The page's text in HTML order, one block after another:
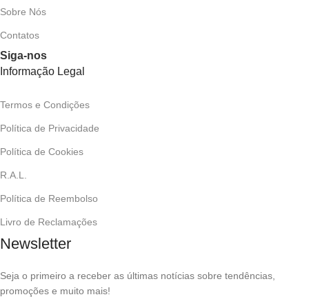
Sobre Nós
Contatos
Siga-nos
Informação Legal
Termos e Condições
Política de Privacidade
Política de Cookies
R.A.L.
Política de Reembolso
Livro de Reclamações
Newsletter
Seja o primeiro a receber as últimas notícias sobre tendências,
promoções e muito mais!